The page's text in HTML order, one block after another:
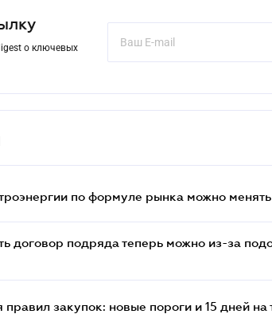
о ключевых
по формуле рынка можно
договор подряда теперь можно из-за
правил закупок: новые пороги и 15 дней на